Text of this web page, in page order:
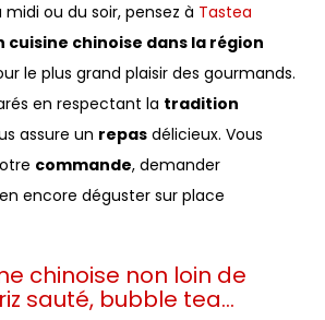
ou du soir, pensez à Tastea
cuisine chinoise dans la région
le plus grand plaisir des gourmands.
en respectant la tradition
assure un repas délicieux. Vous
commande, demander
encore déguster sur place
chinoise non loin de
sauté, bubble tea...